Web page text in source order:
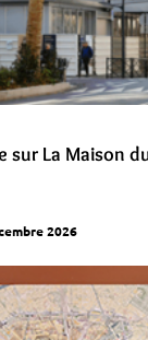
La Maison
2026